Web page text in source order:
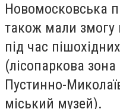
Новомосковська
також мали змогу
під час
(лісопаркова
Пустинно-
міський музей).